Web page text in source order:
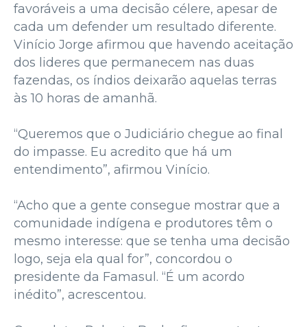
favoráveis a uma decisão célere, apesar de
cada um defender um resultado diferente.
Vinício Jorge afirmou que havendo aceitação
dos lideres que permanecem nas duas
fazendas, os índios deixarão aquelas terras
às 10 horas de amanhã.
“Queremos que o Judiciário chegue ao final
do impasse. Eu acredito que há um
entendimento”, afirmou Vinício.
“Acho que a gente consegue mostrar que a
comunidade indígena e produtores têm o
mesmo interesse: que se tenha uma decisão
logo, seja ela qual for”, concordou o
presidente da Famasul. “É um acordo
inédito”, acrescentou.